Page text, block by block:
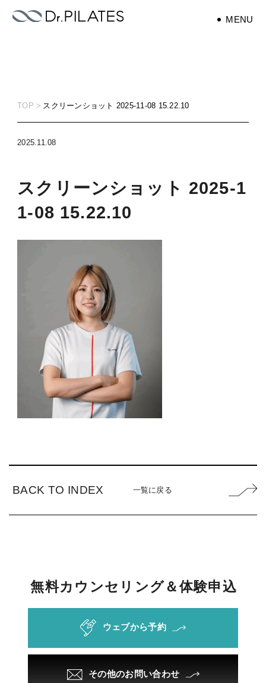
TOP スクリーンショット 2025-11-08 15.22.10
2025.11.08
スクリーンショット 2025-1
1-08 15.22.10
BACK TO INDEX 一覧に戻る
無料カ ウ ンセ リ ング＆体験申込
ウェブから予約
その他のお問い合わせ
ピラティス
MENU